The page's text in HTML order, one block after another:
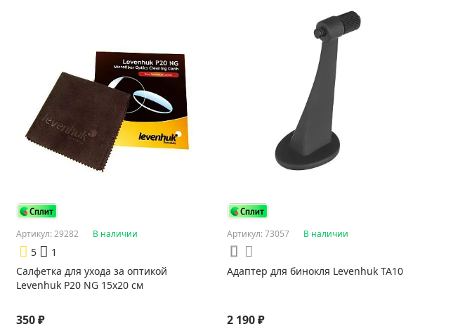
Артикул: 29282 В наличии
5
1
Салфетка для ухода за оптикой
Levenhuk P20 NG 15x20 см
350 ₽
Артикул: 73057 В наличии
Адаптер для бинокля Levenhuk TA10
2 190 ₽